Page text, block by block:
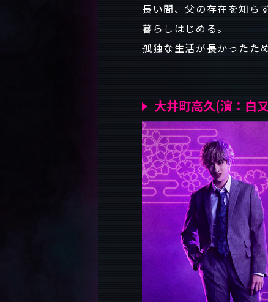
長い間、父の存在を知ら
暮らしはじめる。
孤独な生活が長かったた
大井町高久(演：白